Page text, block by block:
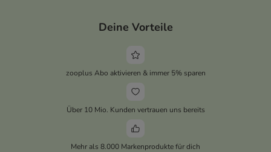
Deine Vorteile
zooplus Abo aktivieren & immer 5% sparen
Über 10 Mio. Kunden vertrauen uns bereits
Mehr als 8.000 Markenprodukte für dich